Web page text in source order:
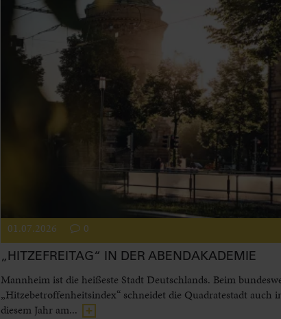
01.07.2026 0
„HITZEFREITAG“ IN DER ABENDAKADEMIE
Mannheim ist die heißeste Stadt Deutschlands. Beim
„Hitzebetroffenheitsindex“ schneidet die Quadratestadt auch
diesem Jahr am...